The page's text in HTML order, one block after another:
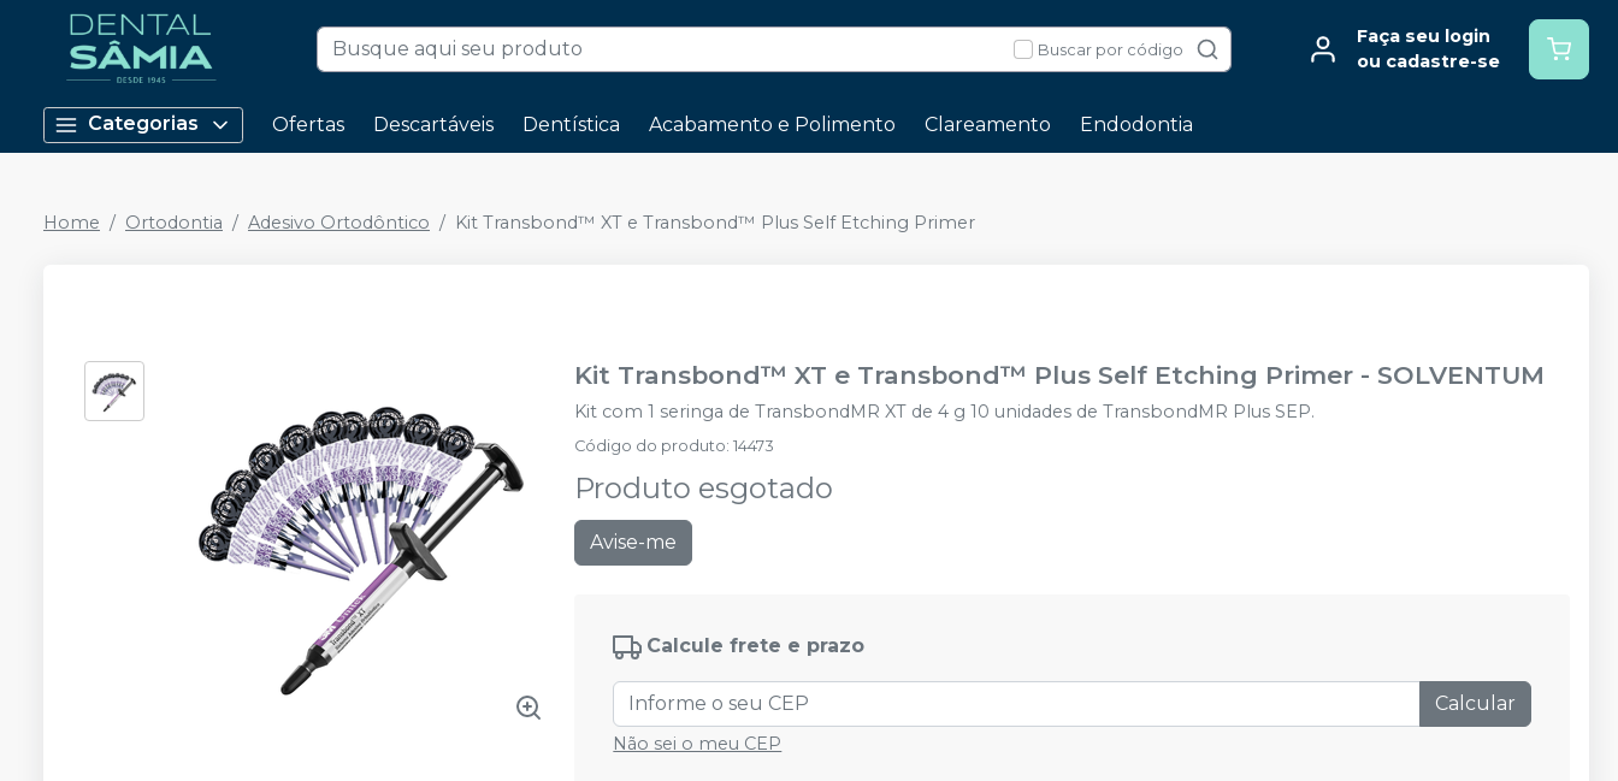
Buscar por código
Faça seu login
ou cadastre-se
Categorias Ofertas Descartáveis Dentística Acabamento e Polimento Clareamento Endodontia
Home Ortodontia Adesivo Ortodôntico Kit Transbond™ XT e Transbond™ Plus Self Etching Primer
Kit Transbond™ XT e Transbond™ Plus Self Etching Primer - SOLVENTUM
Kit com 1 seringa de TransbondMR XT de 4 g 10 unidades de TransbondMR Plus SEP.
Código do produto:14473
Produto esgotado
Avise-me
Calcule frete e prazo
Calcular
Não sei o meu CEP